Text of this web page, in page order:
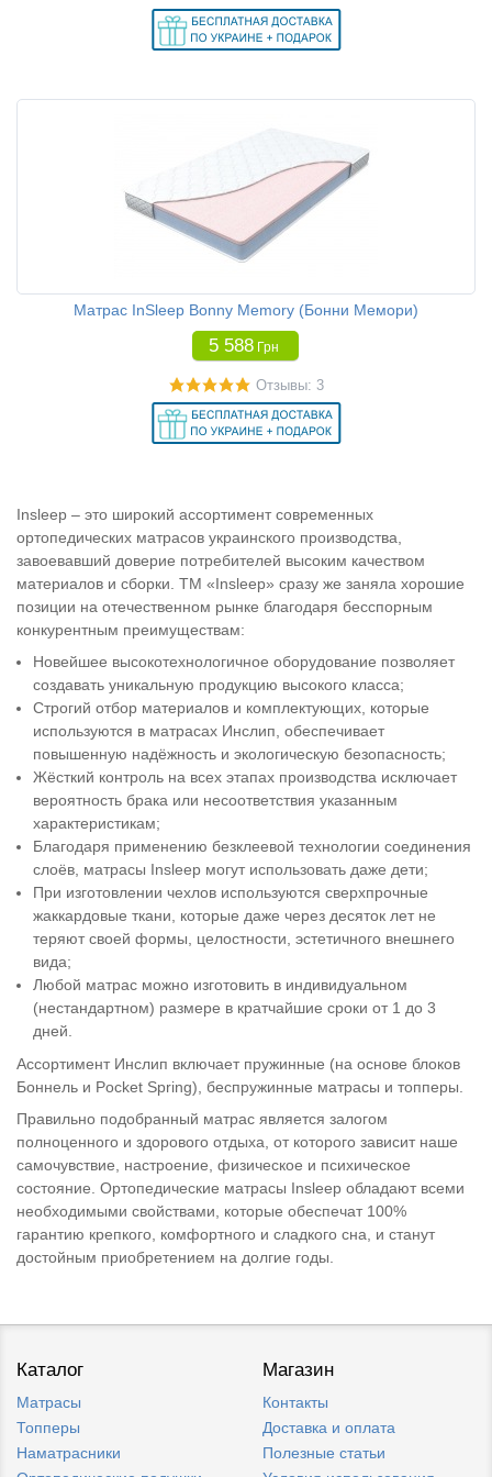
Матрас InSleep Bonny Memory (Бонни Мемори)
5 588 Грн
Отзывы: 3
Insleep – это широкий ассортимент современных
ортопедических матрасов украинского производства,
завоевавший доверие потребителей высоким качеством
материалов и сборки. ТМ «Insleep» сразу же заняла хорошие
позиции на отечественном рынке благодаря бесспорным
конкурентным преимуществам:
Новейшее высокотехнологичное оборудование позволяет
создавать уникальную продукцию высокого класса;
Строгий отбор материалов и комплектующих, которые
используются в матрасах Инслип, обеспечивает
повышенную надёжность и экологическую безопасность;
Жёсткий контроль на всех этапах производства исключает
вероятность брака или несоответствия указанным
характеристикам;
Благодаря применению безклеевой технологии соединения
слоёв, матрасы Insleep могут использовать даже дети;
При изготовлении чехлов используются сверхпрочные
жаккардовые ткани, которые даже через десяток лет не
теряют своей формы, целостности, эстетичного внешнего
вида;
Любой матрас можно изготовить в индивидуальном
(нестандартном) размере в кратчайшие сроки от 1 до 3
дней.
Ассортимент Инслип включает пружинные (на основе блоков
Боннель и Pocket Spring), беспружинные матрасы и топперы.
Правильно подобранный матрас является залогом
полноценного и здорового отдыха, от которого зависит наше
самочувствие, настроение, физическое и психическое
состояние. Ортопедические матрасы Insleep обладают всеми
необходимыми свойствами, которые обеспечат 100%
гарантию крепкого, комфортного и сладкого сна, и станут
достойным приобретением на долгие годы.
Каталог
Матрасы
Топперы
Наматрасники
Магазин
Контакты
Доставка и оплата
Полезные статьи